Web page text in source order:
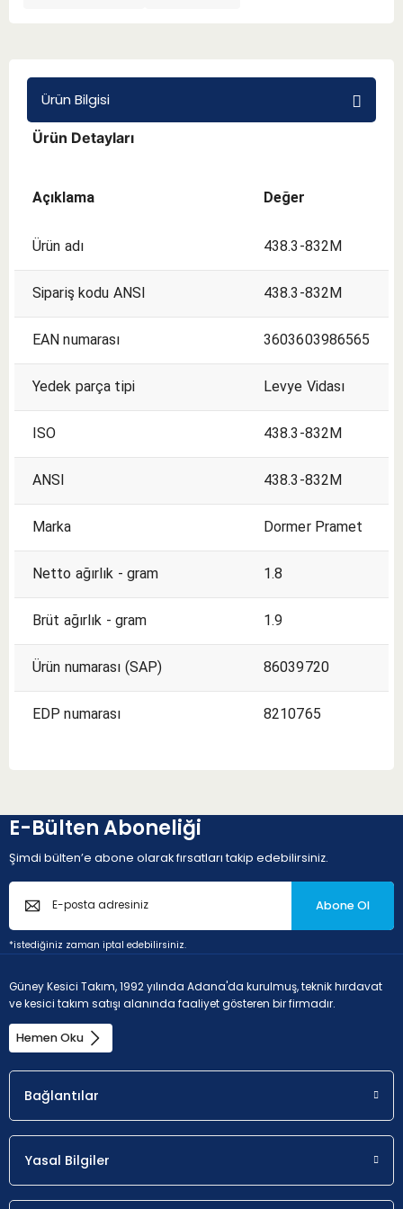
Ürün Bilgisi
Ürün Detayları
Açıklama Değer
Ürün adı 438.3-832M
Sipariş kodu ANSI 438.3-832M
EAN numarası 3603603986565
Yedek parça tipi Levye Vidası
ISO 438.3-832M
ANSI 438.3-832M
Marka Dormer Pramet
Netto ağırlık - gram 1.8
Brüt ağırlık - gram 1.9
Ürün numarası (SAP) 86039720
EDP numarası 8210765
E-Bülten Aboneliği
Şimdi bülten’e abone olarak fırsatları takip edebilirsiniz.
Abone Ol
*istediğiniz zaman iptal edebilirsiniz.
Güney Kesici Takım, 1992 yılında Adana'da kurulmuş, teknik hırdavat
ve kesici takım satışı alanında faaliyet gösteren bir firmadır.
Hemen Oku
Bağlantılar
Yasal Bilgiler